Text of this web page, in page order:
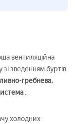
вентиляційна
зведенням буртів
гребнева,
.
холодних